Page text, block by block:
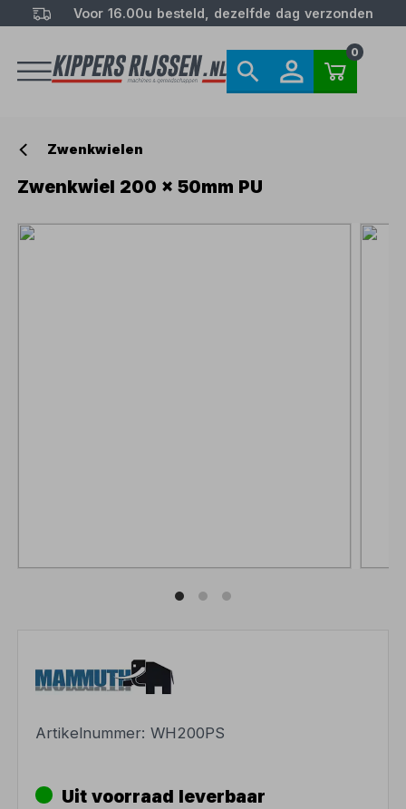
Voor 16.00u besteld, dezelfde dag verzonden
0
Zwenkwielen
Zwenkwiel 200 x 50mm PU
Artikelnummer:WH200PS
Uit voorraad leverbaar